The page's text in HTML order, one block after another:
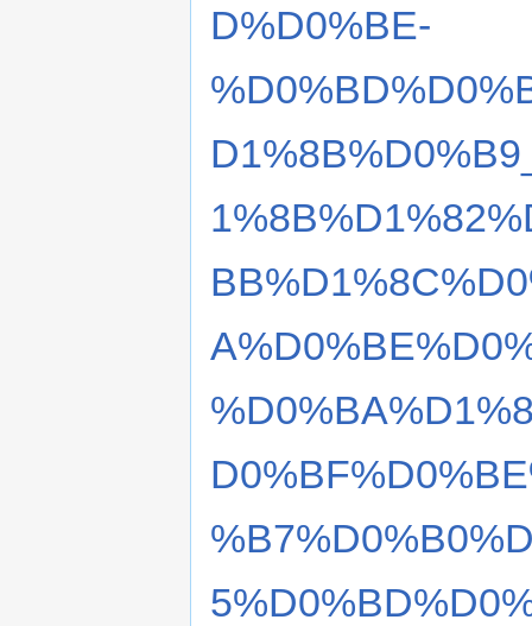
D%D0%BE-